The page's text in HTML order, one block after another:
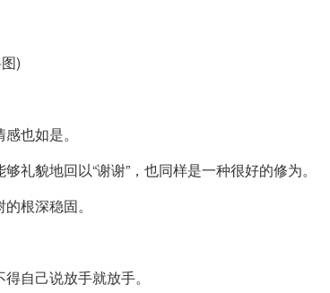
)
也如是。
礼貌地回以“谢谢”，也同样是一种很好的修为。
根深稳固。
自己说放手就放手。